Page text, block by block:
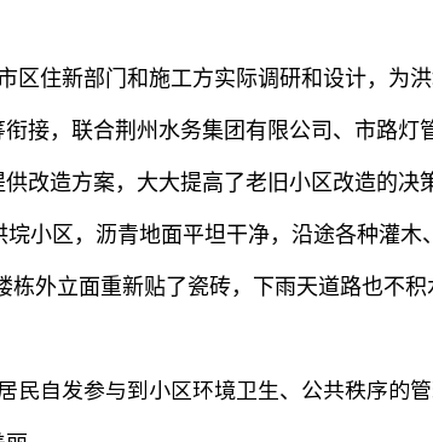
区住新部门和施工方实际调研和设计，为
接，联合荆州水务集团有限公司、市路灯
改造方案，大大提高了老旧小区改造的决
小区，沥青地面平坦干净，沿途各种灌木
栋外立面重新贴了瓷砖，下雨天道路也不积
自发参与到小区环境卫生、公共秩序的管